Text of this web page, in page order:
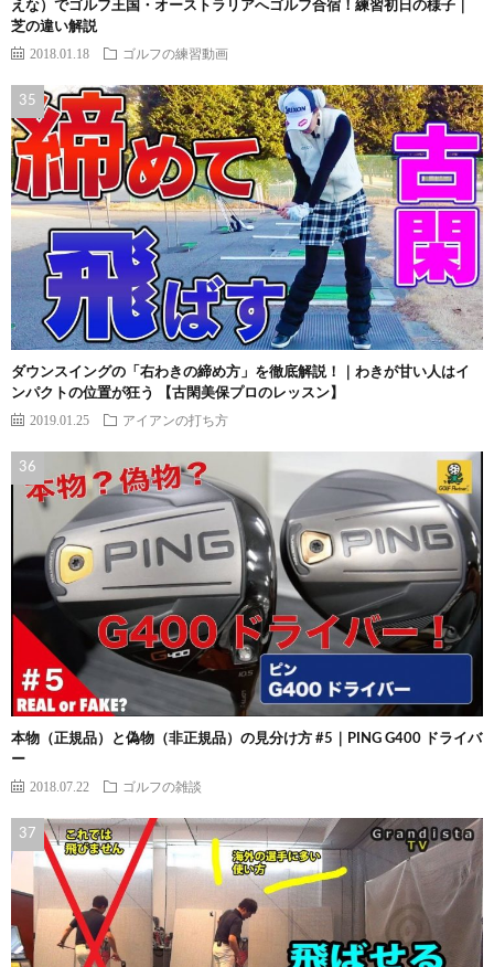
えな）でゴルフ王国・オーストラリアへゴルフ合宿！練習初日の様子｜
芝の違い解説
2018.01.18 ゴルフの練習動画
ダウンスイングの「右わきの締め方」を徹底解説！｜わきが甘い人はイ
ンパクトの位置が狂う 【古閑美保プロのレッスン】
2019.01.25 アイアンの打ち方
本物（正規品）と偽物（非正規品）の見分け方 #5｜PING G400 ドライバ
ー
2018.07.22 ゴルフの雑談